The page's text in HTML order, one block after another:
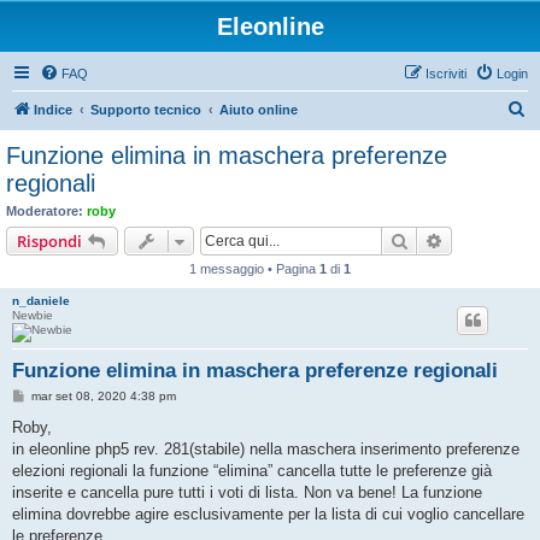
Eleonline
FAQ Login
Iscriviti
Indice Supporto tecnico Aiuto online
Funzione elimina in maschera preferenze
regionali
Moderatore: roby
Rispondi Cerca
1 messaggio • Pagina 1 di 1
n_daniele
Newbie
Funzione elimina in maschera preferenze regionali
M
s
a
g
i
o
mar set 08, 2020 4:38 pm
Roby,
in eleonline php5 rev. 281(stabile) nella maschera inserimento preferenze
elezioni regionali la funzione “elimina” cancella tutte le preferenze già
inserite e cancella pure tutti i voti di lista. Non va bene! La funzione
elimina dovrebbe agire esclusivamente per la lista di cui voglio cancellare
le preferenze.